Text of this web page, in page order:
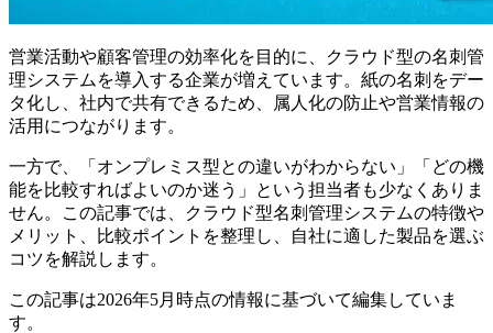
営業活動や顧客管理の効率化を目的に、クラウド型の名刺管
理システムを導入する企業が増えています。紙の名刺をデー
タ化し、社内で共有できるため、属人化の防止や営業情報の
活用につながります。
一方で、「オンプレミス型との違いがわからない」「どの機
能を比較すればよいのか迷う」という担当者も少なくありま
せん。この記事では、クラウド型名刺管理システムの特徴や
メリット、比較ポイントを整理し、自社に適した製品を選ぶ
コツを解説します。
この記事は2026年5月時点の情報に基づいて編集していま
す。